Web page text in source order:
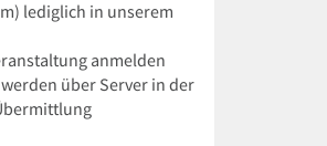
lediglich in unserem
anmelden
über Server in der